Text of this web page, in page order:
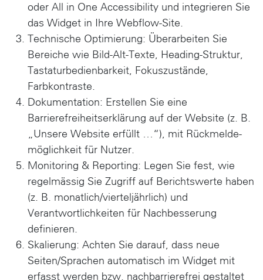
oder All in One Accessibility und integrieren Sie
das Widget in Ihre Webflow-Site.
Technische Optimierung: Überarbeiten Sie
Bereiche wie Bild-Alt-Texte, Heading-Struktur,
Tastatur­bedienbarkeit, Fokus­zustände,
Farbkontraste.
Dokumentation: Erstellen Sie eine
Barrierefreiheits­erklärung auf der Website (z. B.
„Unsere Website erfüllt …“), mit Rückmelde­
möglichkeit für Nutzer.
Monitoring & Reporting: Legen Sie fest, wie
regelmässig Sie Zugriff auf Berichtswerte haben
(z. B. monatlich/vierteljährlich) und
Verantwortlichkeiten für Nachbesserung
definieren.
Skalierung: Achten Sie darauf, dass neue
Seiten/Sprachen automatisch im Widget mit
erfasst werden bzw. nachbarrierefrei gestaltet